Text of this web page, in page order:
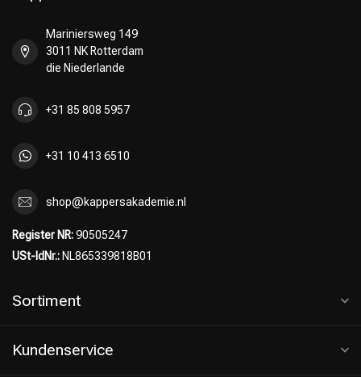
Friseurwahl
Mariniersweg 149
3011 NK Rotterdam
die Niederlande
+31 85 808 5957
+31 10 413 6510
shop@kappersakademie.nl
Register NR:90505247
USt-IdNr.: NL865339818B01
Sortiment
Kundenservice